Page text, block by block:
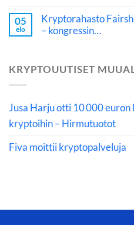
05
elo
Kryptorahasto
– kongressin…
KRYPTOUUTISET
Jusa Harju otti 10 000 euron
kryptoihin – Hirmutuotot
Fiva moittii kryptopalveluja